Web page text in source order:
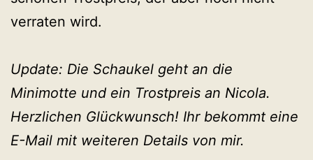
verraten wird.
Update: Die Schaukel geht an die
Minimotte und ein Trostpreis an Nicola.
Herzlichen Glückwunsch! Ihr bekommt eine
E-Mail mit weiteren Details von mir.